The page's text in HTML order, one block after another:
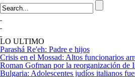
LO ULTIMO
Parashá Re'eh: Padre e hijos
Crisis en el Mossad: Altos funcionarios
Roman Gofman por la reorganización de
Bulgaria: Adolescentes judíos italianos